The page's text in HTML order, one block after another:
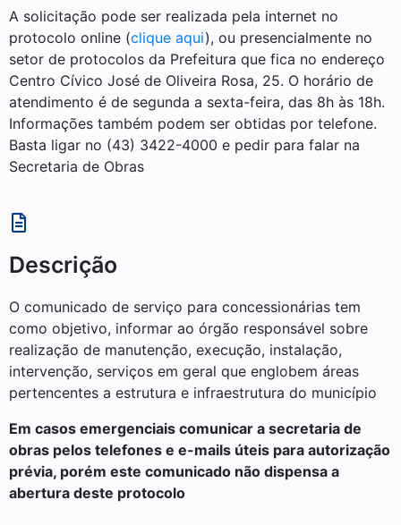
A solicitação pode ser realizada pela internet no
protocolo online (clique aqui), ou presencialmente no
setor de protocolos da Prefeitura que fica no endereço
Centro Cívico José de Oliveira Rosa, 25. O horário de
atendimento é de segunda a sexta-feira, das 8h às 18h.
Informações também podem ser obtidas por telefone.
Basta ligar no (43) 3422-4000 e pedir para falar na
Secretaria de Obras
Descrição
O comunicado de serviço para concessionárias tem
como objetivo, informar ao órgão responsável sobre
realização de manutenção, execução, instalação,
intervenção, serviços em geral que englobem áreas
pertencentes a estrutura e infraestrutura do município
Em casos emergenciais comunicar a secretaria de
obras pelos telefones e e-mails úteis para autorização
prévia, porém este comunicado não dispensa a
abertura deste protocolo